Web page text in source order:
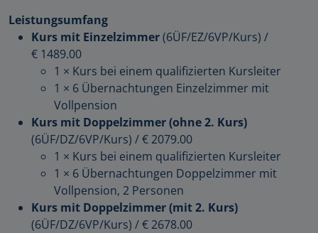
Leistungsumfang
Kurs mit Einzelzimmer(6ÜF/EZ/6VP/Kurs) /
€ 1489.00
1 × Kurs bei einem qualifizierten Kursleiter
1 × 6 Übernachtungen Einzelzimmer mit
Vollpension
Kurs mit Doppelzimmer (ohne 2. Kurs)
(6ÜF/DZ/6VP/Kurs) /€ 2079.00
1 × Kurs bei einem qualifizierten Kursleiter
1 × 6 Übernachtungen Doppelzimmer mit
Vollpension, 2 Personen
Kurs mit Doppelzimmer (mit 2. Kurs)
(6ÜF/DZ/6VP/Kurs) /€ 2678.00